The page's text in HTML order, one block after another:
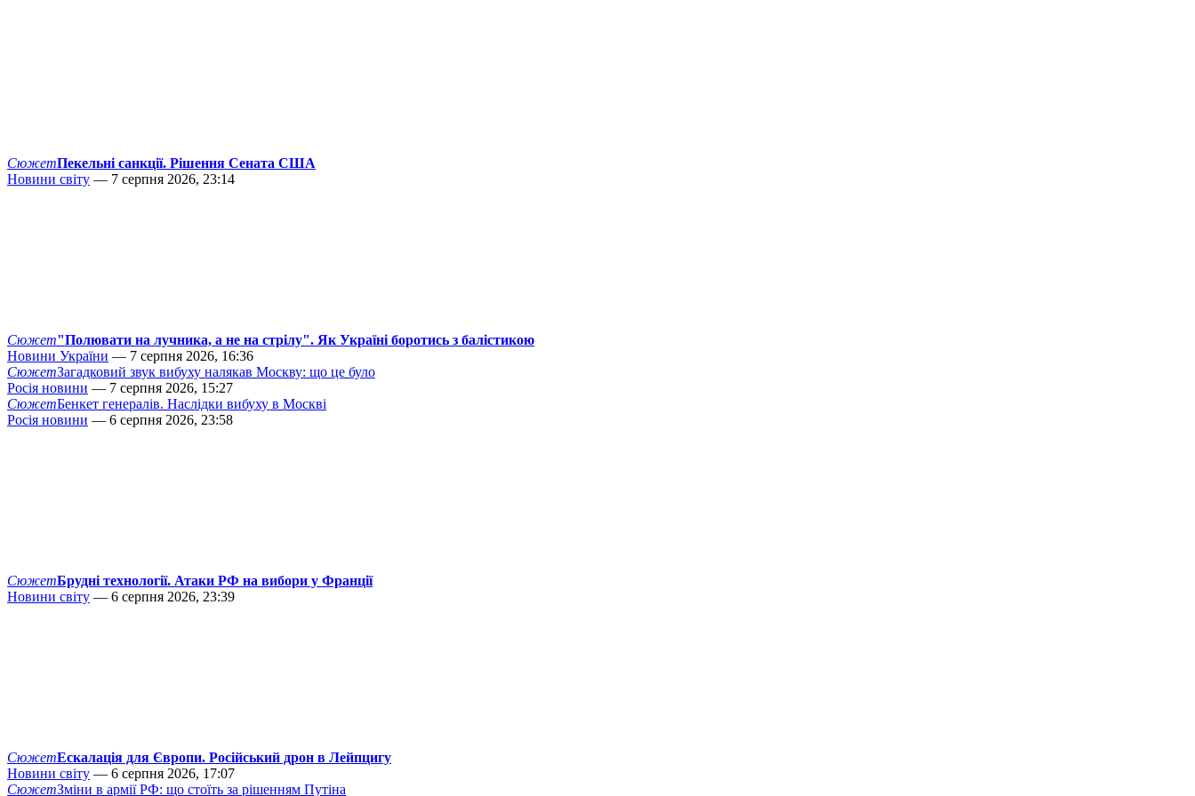
СюжетПекельні санкції. Рішення Сената США
Новини світу — 7 серпня 2026, 23:14
Сюжет"Полювати на лучника, а не на стрілу". Як Україні боротись з балістикою
Новини України — 7 серпня 2026, 16:36
СюжетЗагадковий звук вибуху налякав Москву: що це було
Росія новини — 7 серпня 2026, 15:27
СюжетБенкет генералів. Наслідки вибуху в Москві
Росія новини — 6 серпня 2026, 23:58
СюжетБрудні технології. Атаки РФ на вибори у Франції
Новини світу — 6 серпня 2026, 23:39
СюжетЕскалація для Європи. Російський дрон в Лейпцигу
Новини світу — 6 серпня 2026, 17:07
СюжетЗміни в армії РФ: що стоїть за рішенням Путіна